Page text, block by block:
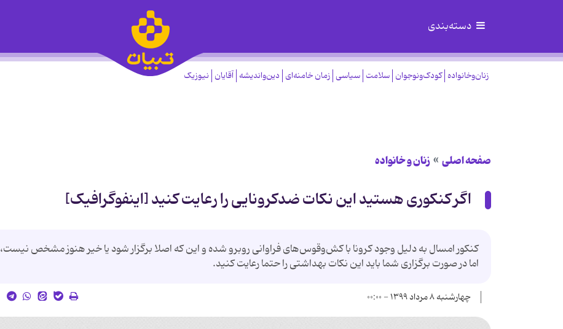
دسته‌بندی
زنان‌وخانواده کودک‌ونوجوان سلامت سیاسی زمان خامنه‌ای دین‌واندیشه آقایان نیوزیک
صفحه اصلی زنان و خانواده
اگر کنکوری هستید این نکات ضدکرونایی را رعایت کنید [اینفوگرافیک]
کنکور امسال به دلیل وجود کرونا با کش‌وقوس‌های فراوانی روبرو شده و این که اصلا برگزار شود یا خیر هنوز مشخص نیست،
اما در صورت برگزاری شما باید این نکات بهداشتی را حتما رعایت کنید.
چهارشنبه ۸ مرداد ۱۳۹۹ - ۰۰:۰۰